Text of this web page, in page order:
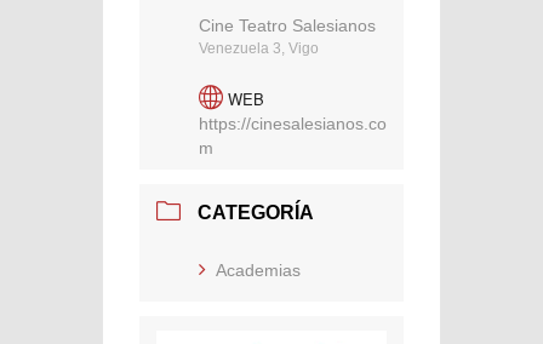
Cine Teatro Salesianos
Venezuela 3, Vigo
WEB
https://cinesalesianos.co
m
CATEGORÍA
Academias